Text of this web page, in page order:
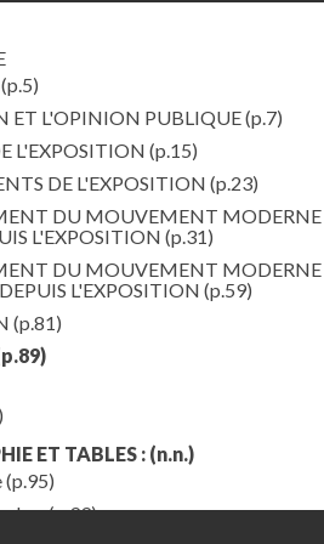
(p.5)
ET L'OPINION PUBLIQUE(p.7)
L'EXPOSITION (p.15)
DE L'EXPOSITION (p.23)
DU MOUVEMENT
L'EXPOSITION (p.31)
DU MOUVEMENT
L'EXPOSITION (p.59)
(p.81)
ET TABLES : (n.n.)
(p.95)
(p.99)